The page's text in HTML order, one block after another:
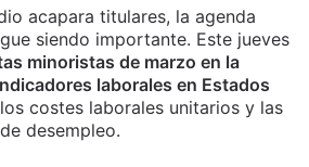
acapara titulares, la agenda
siendo importante. Este jueves
minoristas de marzo en la
laborales en Estados
costes laborales unitarios y las
desempleo.